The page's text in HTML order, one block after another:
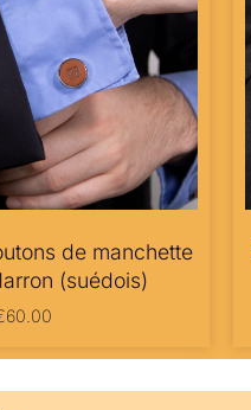
de manchette
(suédois)
60.00